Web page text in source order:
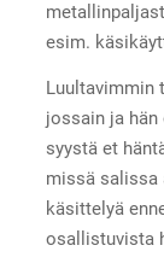
esim.
Luultavimmin
jossain ja
syystä et
missä salissa
käsittelyä
osallistuvista